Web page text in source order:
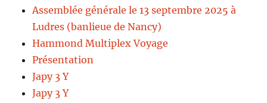
Assemblée générale le 13 septembre 2025 à
Ludres (banlieue de Nancy)
Hammond Multiplex Voyage
Présentation
Japy 3 Y
Japy 3 Y